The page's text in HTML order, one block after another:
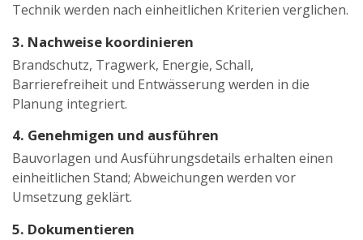
Technik werden nach einheitlichen Kriterien verglichen.
3. Nachweise koordinieren
Brandschutz, Tragwerk, Energie, Schall,
Barrierefreiheit und Entwässerung werden in die
Planung integriert.
4. Genehmigen und ausführen
Bauvorlagen und Ausführungsdetails erhalten einen
einheitlichen Stand; Abweichungen werden vor
Umsetzung geklärt.
5. Dokumentieren